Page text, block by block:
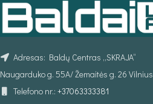
Adresas: Baldų Centras „SKRAJA“
Naugarduko g. 55A/ Žemaitės g. 26 Vilnius
Telefono nr.: +37063333381